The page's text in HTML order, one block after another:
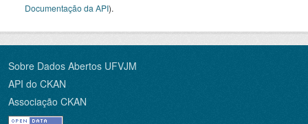
Documentação da API).
Sobre Dados Abertos UFVJM
API do CKAN
Associação CKAN